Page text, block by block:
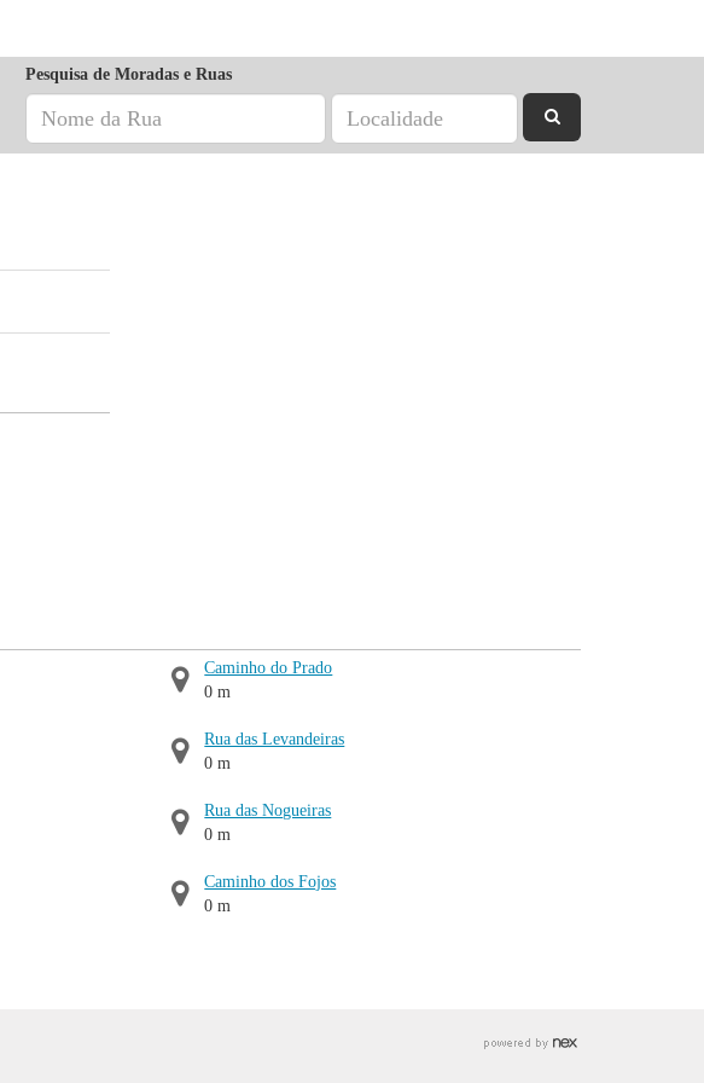
Pesquisa de Moradas e Ruas
Caminho do Prado
0 m
Rua das Levandeiras
0 m
Rua das Nogueiras
0 m
Caminho dos Fojos
0 m